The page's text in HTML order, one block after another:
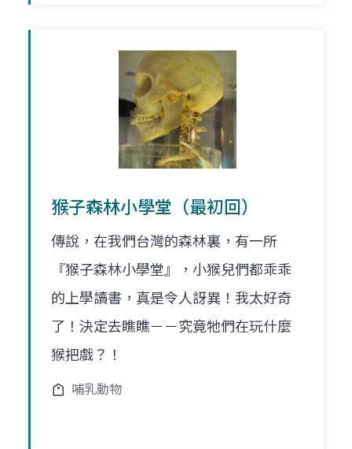
猴子森林小學堂（最初回）
傳說，在我們台灣的森林裏，有一所
『猴子森林小學堂』，小猴兒們都乖乖
的上學讀書，真是令人訝異！我太好奇
了！決定去瞧瞧－－究竟牠們在玩什麼
猴把戲？！
哺乳動物